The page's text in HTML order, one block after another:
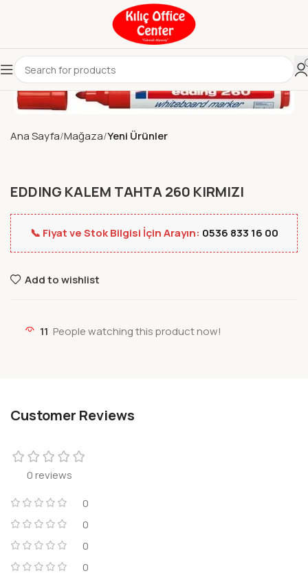
Ana Sayfa Mağaza Yeni Ürünler
EDDING KALEM TAHTA 260 KIRMIZI
📞 Fiyat ve Stok Bilgisi İçin Arayın: 0536 833 16 00
Add to wishlist
11 People watching this product now!
Customer Reviews
0 reviews
0
0
0
0